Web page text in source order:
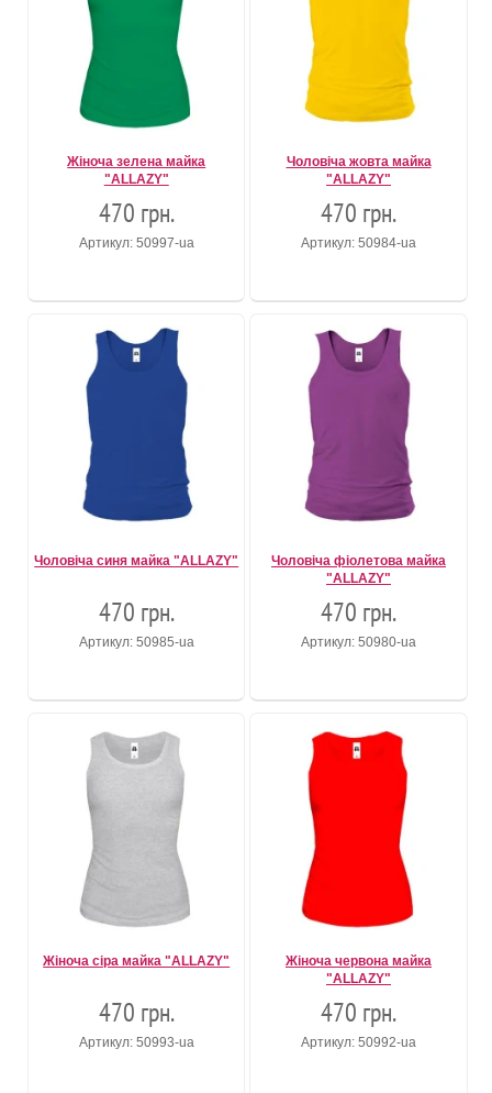
Жіноча зелена майка
"ALLAZY"
470 грн.
Артикул: 50997-ua
Чоловіча жовта майка
"ALLAZY"
470 грн.
Артикул: 50984-ua
Чоловіча синя майка "ALLAZY"
470 грн.
Артикул: 50985-ua
Чоловіча фіолетова майка
"ALLAZY"
470 грн.
Артикул: 50980-ua
Жіноча сіра майка "ALLAZY"
470 грн.
Артикул: 50993-ua
Жіноча червона майка
"ALLAZY"
470 грн.
Артикул: 50992-ua